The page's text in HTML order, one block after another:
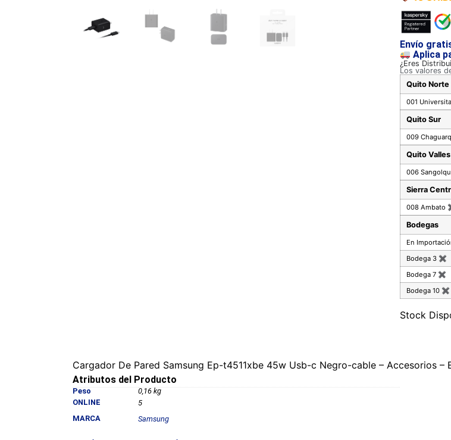
Envío
Aplica
¿Eres
Los valores
Quito Norte
001
Quito Sur
009
Quito Valles
006
Sierra
008 Ambato
Bodegas
En
Bodega 3 ✖
Bodega 7 ✖
Bodega 10 ✖
Stock
Cargador De Pared Samsung Ep-t4511xbe 45w Usb-c Negro-cable – Accesorios –
Atributos del Producto
Peso
0,16 kg
ONLINE
5
MARCA
Samsung